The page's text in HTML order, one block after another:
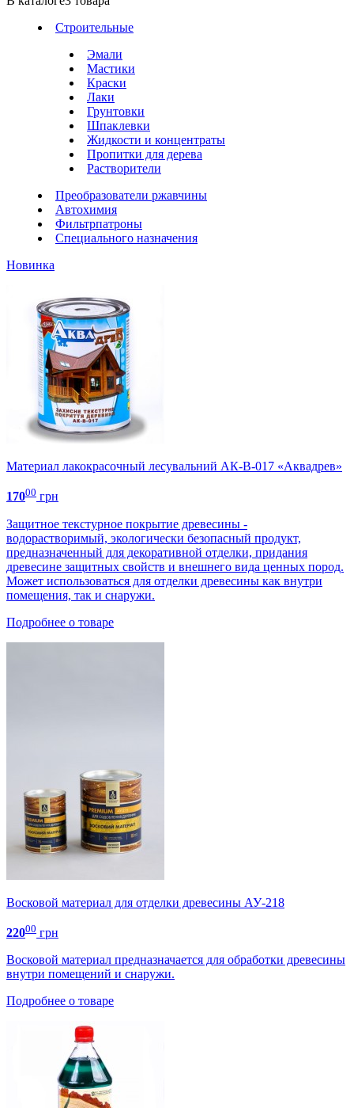
Строительные
Эмали
Мастики
Краски
Лаки
Грунтовки
Шпаклевки
Жидкости и концентраты
Пропитки для дерева
Растворители
Преобразователи ржавчины
Автохимия
Фильтрпатроны
Специального назначения
Новинка
Материал лакокрасочный лесувальний АК-В-017 «Аквадрев»
17000 грн
Защитное текстурное покрытие древесины -
водорастворимый, экологически безопасный продукт,
предназначенный для декоративной отделки, придания
древесине защитных свойств и внешнего вида ценных пород.
Может использоваться для отделки древесины как внутри
помещения, так и снаружи.
Подробнее о товаре
Восковой материал для отделки древесины АУ-218
22000 грн
Восковой материал предназначается для обработки древесины
внутри помещений и снаружи.
Подробнее о товаре